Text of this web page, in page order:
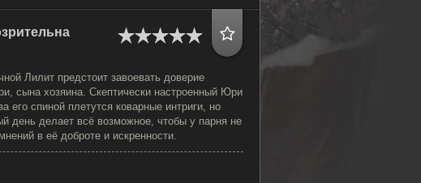
Лилит предстоит завоевать доверие
сына хозяина. Скептически настроенный Юри
его спиной плетутся коварные интриги, но
день делает всё возможное, чтобы у парня не
в её доброте и искренности.